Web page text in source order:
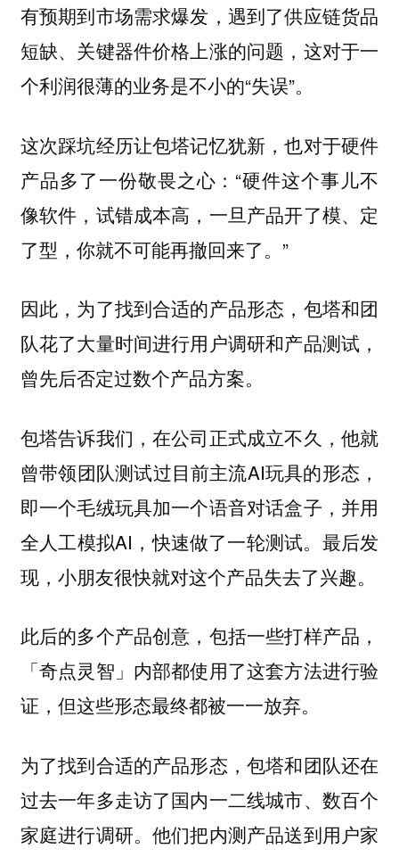
有预期到市场需求爆发，遇到了供应链货品
短缺、关键器件价格上涨的问题，这对于一
个利润很薄的业务是不小的“失误”。
这次踩坑经历让包塔记忆犹新，也对于硬件
产品多了一份敬畏之心： “硬件这个事儿不
像软件，试错成本高，一旦产品开了模、定
了型，你就不可能再撤回来了。”
因此，为了找到合适的产品形态，包塔和团
队花了大量时间进行用户调研和产品测试，
曾先后否定过数个产品方案。
包塔告诉我们，在公司正式成立不久，他就
曾带领团队测试过目前主流AI玩具的形态，
即一个毛绒玩具加一个语音对话盒子，并用
全人工模拟AI，快速做了一轮测试。最后发
现，小朋友很快就对这个产品失去了兴趣。
此后的多个产品创意，包括一些打样产品，
「奇点灵智」内部都使用了这套方法进行验
证，但这些形态最终都被一一放弃。
为了找到合适的产品形态，包塔和团队还在
过去一年多走访了国内一二线城市、数百个
家庭进行调研。他们把内测产品送到用户家